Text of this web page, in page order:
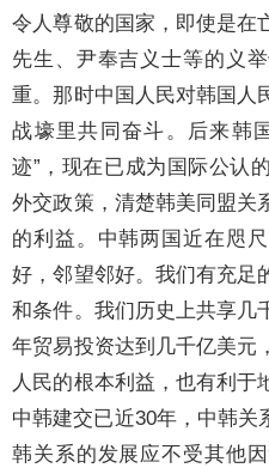
令人尊敬的国家，即使是在
先生、尹奉吉义士等的义
重。那时中国人民对韩国人
战壕里共同奋斗。后来韩
迹”，现在已成为国际公认
外交政策，清楚韩美同盟关
的利益。中韩两国近在咫
好，邻望邻好。我们有充足
和条件。我们历史上共享几
年贸易投资达到几千亿美元
人民的根本利益，也有利于
中韩建交已近30年，中韩关
韩关系的发展应不受其他